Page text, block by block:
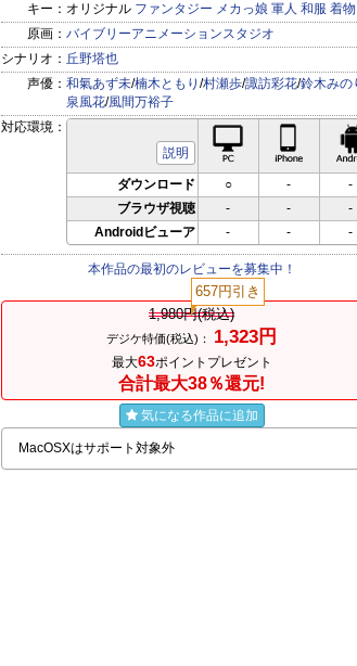
キー： オリジナル ファンタジー メカっ娘 軍人 和服 着物
原画： バイブリーアニメーションスタジオ
シナリオ： 丘野塔也
声優： 和氣あず未/楠木ともり /村瀬歩/諏訪彩花/鈴木みの
泉風花/風間万裕子
対応環境：
説明
PC対応 iPhone
ダウンロード ○ -
-
ブラウザ視聴
- -
-
Androidビューア
- - -
本作品の最初のレビューを募集中！
1,980円(税込)
657円引き
デジケ特価(税込)： 1,323円
最大63ポイントプレゼント
合計最大38％還元!
気になる作品に追加
MacOSXはサポート対象外